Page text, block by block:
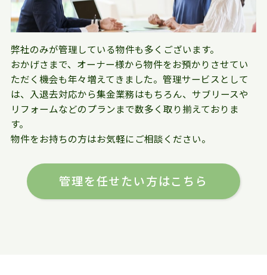
弊社のみが管理している物件も多くございます。
おかげさまで、オーナー様から物件をお預かりさせてい
ただく機会も年々増えてきました。管理サービスとして
は、入退去対応から集金業務はもちろん、サブリースや
リフォームなどのプランまで数多く取り揃えておりま
す。
物件をお持ちの方はお気軽にご相談ください。
管理を任せたい方はこちら